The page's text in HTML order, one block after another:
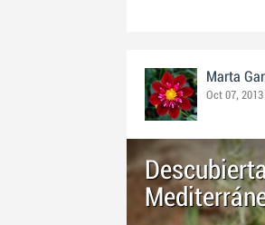
Marta
Oct 07,